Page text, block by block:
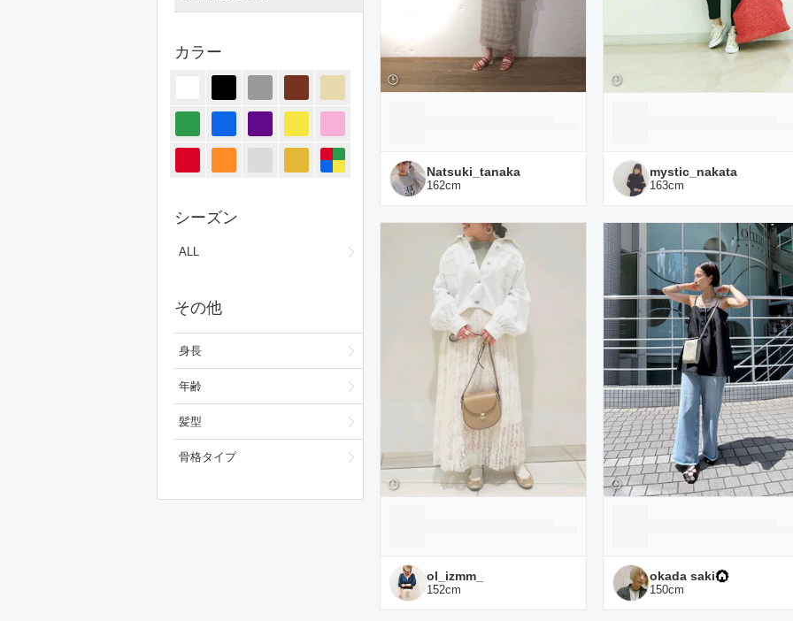
ジャケット/アウター
パンツ
オールインワン・サロペット
バッグ
ベースメイク
カラー
シーズン
ALL
その他
身長
年齢
髪型
骨格タイプ
Natsuki_tanaka
162cm
mystic_nakata
163cm
ol_izmm_
152cm
okada saki
150cm